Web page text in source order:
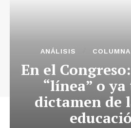
ANÁLISIS COLUMNA
En el
“línea” o
dictamen de